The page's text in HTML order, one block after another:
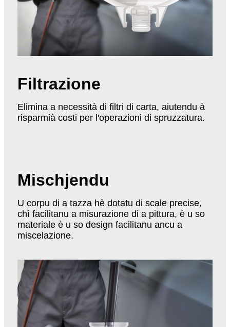
Filtrazione
Elimina a necessità di filtri di carta, aiutendu à
risparmià costi per l'operazioni di spruzzatura.
Mischjendu
U corpu di a tazza hè dotatu di scale precise,
chì facilitanu a misurazione di a pittura, è u so
materiale è u so design facilitanu ancu a
miscelazione.